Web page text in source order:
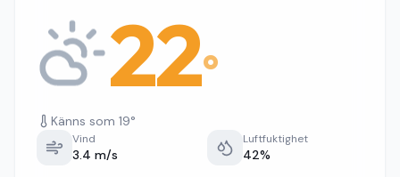
22°
Känns som 19°
Vind
3.4 m/s
Luftfuktighet
42%